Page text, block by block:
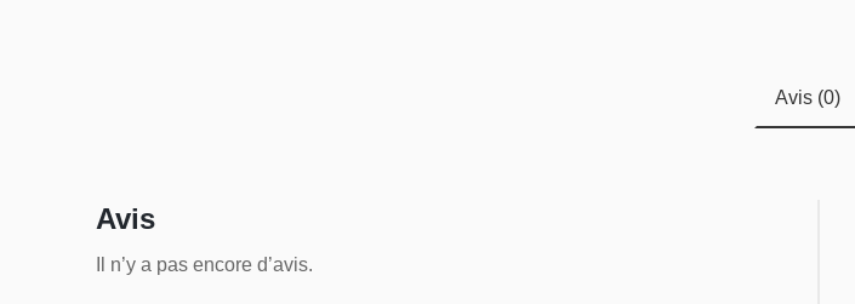
Avis (0)
Avis
Il n’y a pas encore d’avis.